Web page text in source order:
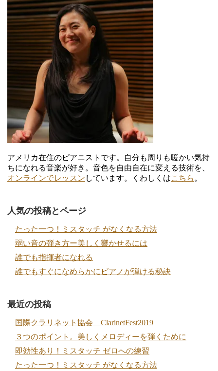
ィ
ー
ル
を
Facebook
で
表
示
ィ
ー
ル
を
Twitter
で
表
示
ィ
ー
ル
を
Instagram
で
表
示
ィ
ー
ル
を
YouTube
で
アメリカ在住のピアニストです。自分も周りも暖かい気持
ちになれる音楽が好き。音色を自由自在に変える技術を、
オンラインでレッスン しています。くわしくはこちら 。
人気の投稿とページ
たった一つ！ミスタッチ がなくなる方法
弱い音の弾き方ー美しく響かせるには
誰でも指揮者になれる
誰でもすぐになめらかにピアノが弾ける秘訣
最近の投稿
国際クラリネット協会 ClarinetFest2019
３つのポイント。美しくメロディーを弾くために
即効性あり！ミスタッチ ゼロへの練習
たった一つ！ミスタッチ がなくなる方法